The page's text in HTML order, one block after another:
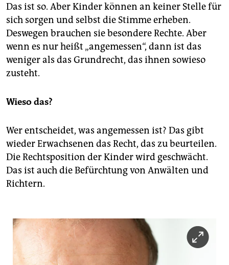
Das ist so. Aber Kinder können an keiner Stelle für
sich sorgen und selbst die Stimme erheben.
Deswegen brauchen sie besondere Rechte. Aber
wenn es nur heißt „angemessen“, dann ist das
weniger als das Grundrecht, das ihnen sowieso
zusteht.
Wieso das?
Wer entscheidet, was angemessen ist? Das gibt
wieder Erwachsenen das Recht, das zu beurteilen.
Die Rechtsposition der Kinder wird geschwächt.
Das ist auch die Befürchtung von Anwälten und
Richtern.